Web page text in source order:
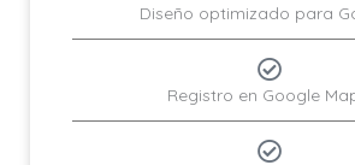
Diseño optimizado para
Registro en Google